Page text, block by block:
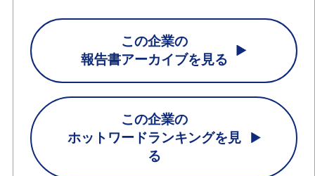
この企業の
報告書アーカイブを見る
この企業の
ホットワードランキングを見
る